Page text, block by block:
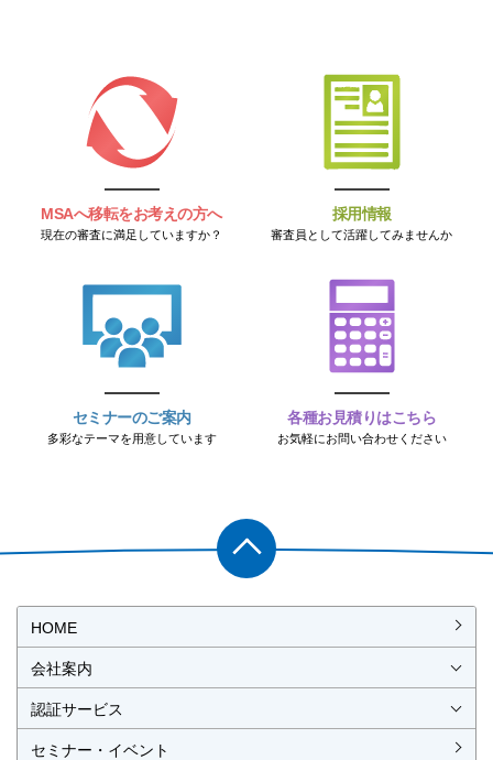
MSAへ移転をお考えの方へ
現在の審査に満足していますか？
採用情報
審査員として活躍してみませんか
セミナーのご案内
多彩なテーマを用意しています
各種お見積りはこちら
お気軽にお問い合わせください
HOME
会社案内
認証サービス
ISO認証（マネジメントシステム）
ISO 9001（品質）
ISO 14001（環境）
ISO 55001（アセット）
ISO 45001（労働安全衛生）
ISO 27001（情報セキュリティ）
MSAの審査認証
ISOとは？
JIS製品認証
JIS製品認証の手続き
認証リスト
セミナー・イベント